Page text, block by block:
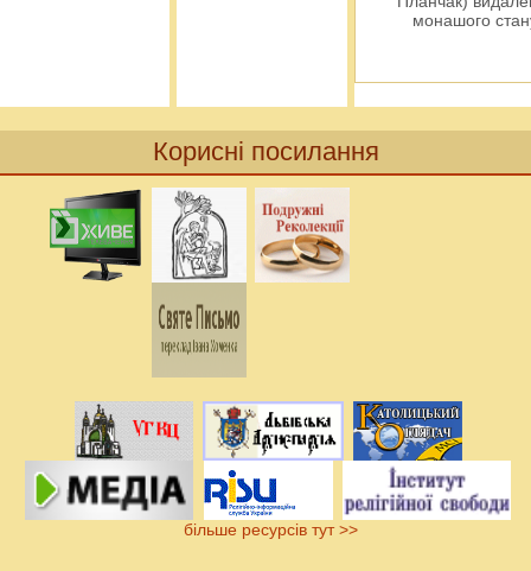
монашого
Корисні посилання
більше ресурсів тут >>